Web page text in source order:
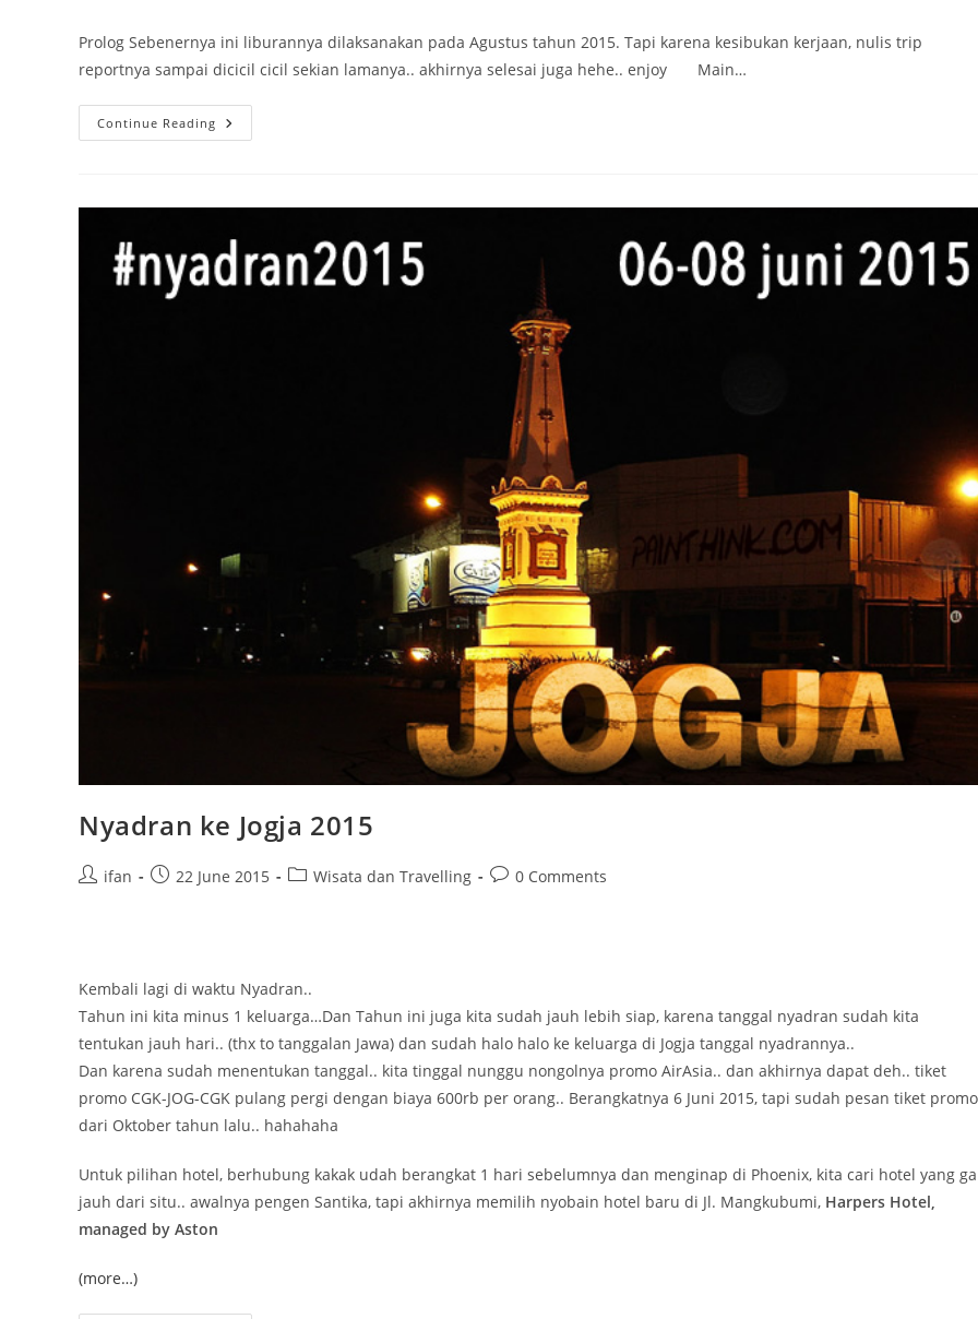
Prolog Sebenernya ini liburannya dilaksanakan pada Agustus tahun 2015. Tapi karena kesibukan kerjaan, nulis trip
reportnya sampai dicicil cicil sekian lamanya.. akhirnya selesai juga hehe.. enjoy Main…
Continue Reading Singapore
Lagi,
Nyadran ke Jogja 2015
Postifan
Post22 June 2015
PostWisata dan Travelling
Post0 Comments
Kembali lagi di waktu Nyadran..
Tahun ini kita minus 1 keluarga…Dan Tahun ini juga kita sudah jauh lebih siap, karena tanggal nyadran sudah kita
tentukan jauh hari.. (thx to tanggalan Jawa) dan sudah halo halo ke keluarga di Jogja tanggal nyadrannya..
Dan karena sudah menentukan tanggal.. kita tinggal nunggu nongolnya promo AirAsia.. dan akhirnya dapat deh.. tiket
promo CGK-JOG-CGK pulang pergi dengan biaya 600rb per orang.. Berangkatnya 6 Juni 2015, tapi sudah pesan tiket promo
dari Oktober tahun lalu.. hahahaha
Untuk pilihan hotel, berhubung kakak udah berangkat 1 hari sebelumnya dan menginap di Phoenix, kita cari hotel yang
jauh dari situ.. awalnya pengen Santika, tapi akhirnya memilih nyobain hotel baru di Jl. Mangkubumi, Harpers Hotel,
managed by Aston
(more…)